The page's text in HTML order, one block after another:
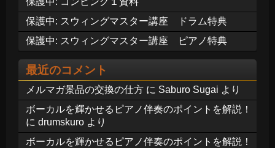
保護中: スウィングマスター講座 ドラム特典
保護中: スウィングマスター講座 ピアノ特典
最近のコメント
メルマガ景品の交換の仕方 に Saburo Sugai より
ボーカルを輝かせるピアノ伴奏のポイントを解説！
に drumskuro より
ボーカルを輝かせるピアノ伴奏のポイントを解説！